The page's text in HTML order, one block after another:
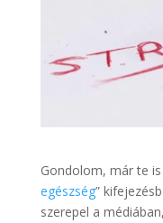
Gondolom, már te
egészség”
szerepel a